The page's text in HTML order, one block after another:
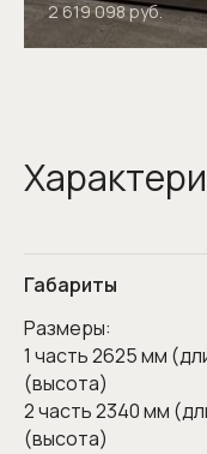
2 619 098 руб.
Габариты
Размеры:
1 часть 2625 мм
(высота)
2 часть 2340 мм
(высота)